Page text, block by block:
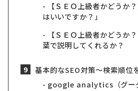
【ＳＥＯ上級者かどうか
はいいですか？」
【ＳＥＯ上級者かどうか
葉で説明してくれるか？
基本的なSEO対策〜検索順位
google analytics（グー